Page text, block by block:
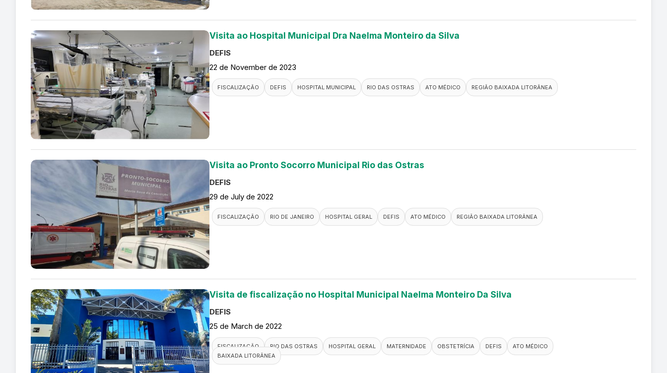
Visita ao Hospital Municipal Dra Naelma Monteiro da Silva
DEFIS
22 de November de 2023
FISCALIZAÇÃO DEFIS HOSPITAL MUNICIPAL RIO DAS OSTRAS ATO MÉDICO REGIÃO BAIXADA LITORÂNEA
Visita ao Pronto Socorro Municipal Rio das Ostras
DEFIS
29 de July de 2022
FISCALIZAÇÃO RIO DE JANEIRO HOSPITAL GERAL DEFIS ATO MÉDICO REGIÃO BAIXADA LITORÂNEA
Visita de fiscalização no Hospital Municipal Naelma Monteiro Da Silva
DEFIS
25 de March de 2022
FISCALIZAÇÃO RIO DAS OSTRAS HOSPITAL GERAL MATERNIDADE OBSTETRÍCIA DEFIS
ATO MÉDICO
BAIXADA LITORÂNEA